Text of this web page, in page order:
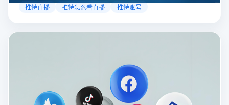
以通过关注自己喜欢的账号、浏览话题标签或查看实时
可以随时随地参与实时互动，无论是关注新闻事件、休
推特直播 推特怎么看直播 推特账号